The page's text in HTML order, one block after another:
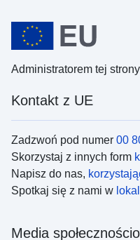
Administratorem tej
Kontakt z UE
Zadzwoń pod numer 00
Skorzystaj z innych form
Napisz do nas,
Spotkaj się z nami w
Media